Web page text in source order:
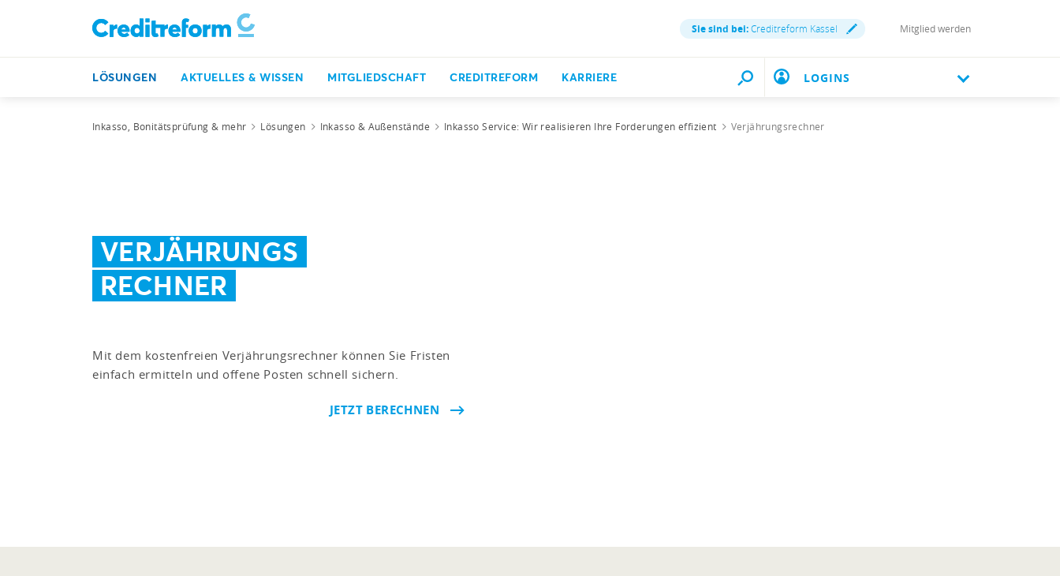
Sie sind bei:Creditreform Kassel Mitglied werden
LÖSUNGEN AKTUELLES & WISSEN MITGLIEDSCHAFT CREDITREFORM KARRIERE LOGINS
Inkasso, Bonitätsprüfung & mehr Lösungen Inkasso & Außenstände Inkasso Service: Wir realisieren Ihre Forderungen effizient Verjährungsrechner
VERJÄHRUNGS
RECHNER
Mit dem kostenfreien Verjährungsrechner können Sie Fristen
einfach ermitteln und offene Posten schnell sichern.
JETZT BERECHNEN